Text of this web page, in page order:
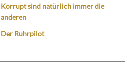
Korrupt sind natürlich immer die
anderen
Der Ruhrpilot